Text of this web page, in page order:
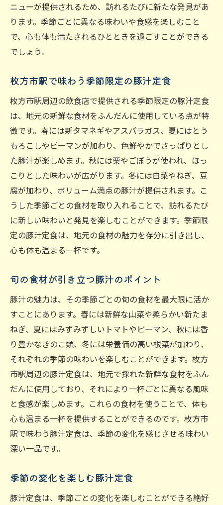
ニューが提供されるため、訪れるたびに新たな発見があ
ります。季節ごとに異なる味わいや食感を楽しむこと
で、心も体も満たされるひとときを過ごすことができる
でしょう。
枚方市駅で味わう季節限定の豚汁定食
枚方市駅周辺の飲食店で提供される季節限定の豚汁定食
は、地元の新鮮な食材をふんだんに使用している点が特
徴です。春には新タマネギやアスパラガス、夏にはとう
もろこしやピーマンが加わり、色鮮やかでさっぱりとし
た豚汁が楽しめます。秋には栗やごぼうが使われ、ほっ
こりとした味わいが広がります。冬には白菜やねぎ、豆
腐が加わり、ボリューム満点の豚汁が提供されます。こ
うした季節ごとの食材を取り入れることで、訪れるたび
に新しい味わいと発見を楽しむことができます。季節限
定の豚汁定食は、地元の食材の魅力を存分に引き出し、
心も体も温まる一杯です。
旬の食材が引き立つ豚汁のポイント
豚汁の魅力は、その季節ごとの旬の食材を最大限に活か
すことにあります。春には新鮮な山菜や柔らかい新たま
ねぎ、夏にはみずみずしいトマトやピーマン、秋には香
り豊かなきのこ類、冬には栄養価の高い根菜が加わり、
それぞれの季節の味わいを楽しむことができます。枚方
市駅周辺の豚汁定食は、地元で採れた新鮮な食材をふん
だんに使用しており、それにより一杯ごとに異なる風味
と食感が楽しめます。これらの食材を使うことで、体も
心も温まる一杯を提供することができるのです。枚方市
駅で味わう豚汁定食は、季節の変化を感じさせる味わい
深い一品です。
季節の変化を楽しむ豚汁定食
豚汁定食は、季節ごとの変化を楽しむことができる絶好